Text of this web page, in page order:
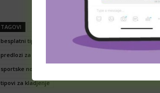
TAGOVI besplatne prognoze besplatni
besplatni tipovi za klađenje
kladionica kladionica
predlozi za kladjenje
sportske novosti
tipovi za kladjenje